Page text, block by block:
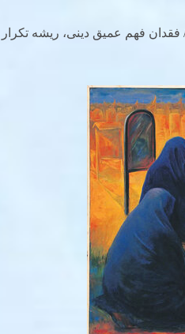
فهم عمیق دینی، ریشه تکرار